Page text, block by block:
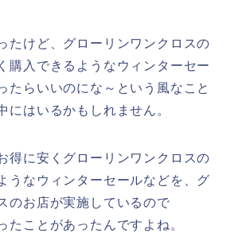
たけど、グローリンワンクロスの
購入できるようなウィンターセー
たらいいのにな～という風なこと
にはいるかもしれません。
得に安くグローリンワンクロスの
うなウィンターセールなどを、グ
のお店が実施しているので
たことがあったんですよね。